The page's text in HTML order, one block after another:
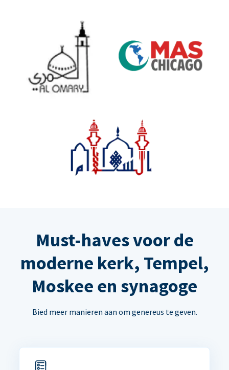
Must-haves voor de
moderne kerk, Tempel,
Moskee en synagoge
Bied meer manieren aan om genereus te geven.